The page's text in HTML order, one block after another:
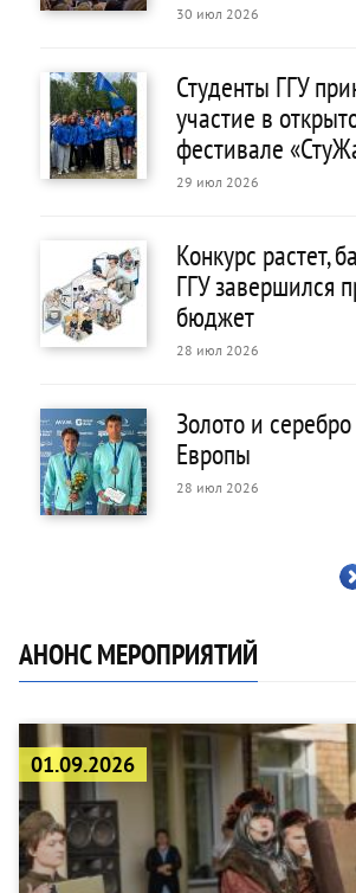
30 июл 2026
Студенты ГГУ
участие в
фестивале
29 июл 2026
Конкурс растет,
ГГУ завершился
бюджет
28 июл 2026
Золото и
Европы
28 июл 2026
АНОНС МЕРОПРИЯТИЙ
01.09.2026